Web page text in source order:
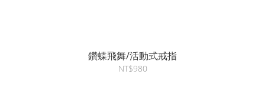
鑽蝶飛舞/活動式戒指
NT$980